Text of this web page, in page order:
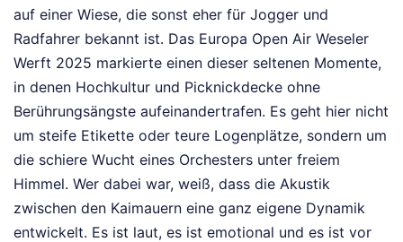
auf einer Wiese, die sonst eher für Jogger und
Radfahrer bekannt ist. Das Europa Open Air Weseler
Werft 2025 markierte einen dieser seltenen Momente,
in denen Hochkultur und Picknickdecke ohne
Berührungsängste aufeinandertrafen. Es geht hier nicht
um steife Etikette oder teure Logenplätze, sondern um
die schiere Wucht eines Orchesters unter freiem
Himmel. Wer dabei war, weiß, dass die Akustik
zwischen den Kaimauern eine ganz eigene Dynamik
entwickelt. Es ist laut, es ist emotional und es ist vor